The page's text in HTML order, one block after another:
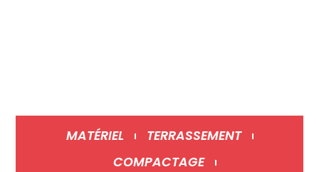
MATÉRIEL
TERRASSEMENT
COMPACTAGE